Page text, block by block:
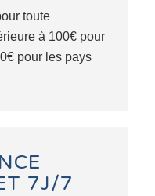
toute
à 100€ pour
pour les pays
7J/7